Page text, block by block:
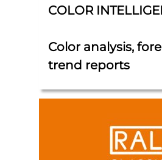
COLOR
Color analysis,
trend reports